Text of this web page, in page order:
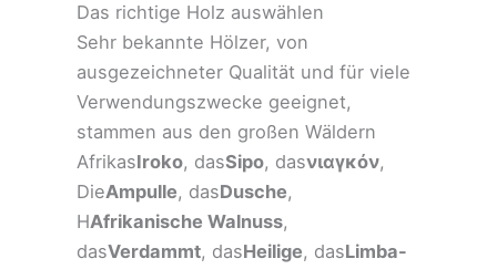
Das richtige Holz auswählen
Sehr bekannte Hölzer, von
ausgezeichneter Qualität und für viele
Verwendungszwecke geeignet,
stammen aus den großen Wäldern
AfrikasIroko, dasSipo, dasνιαγκόν,
DieAmpulle, dasDusche,
HAfrikanische Walnuss,
dasVerdammt, dasHeilige, dasLimba-